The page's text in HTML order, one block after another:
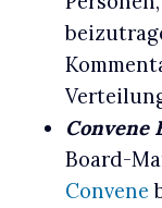
Convene
Board-
Convene